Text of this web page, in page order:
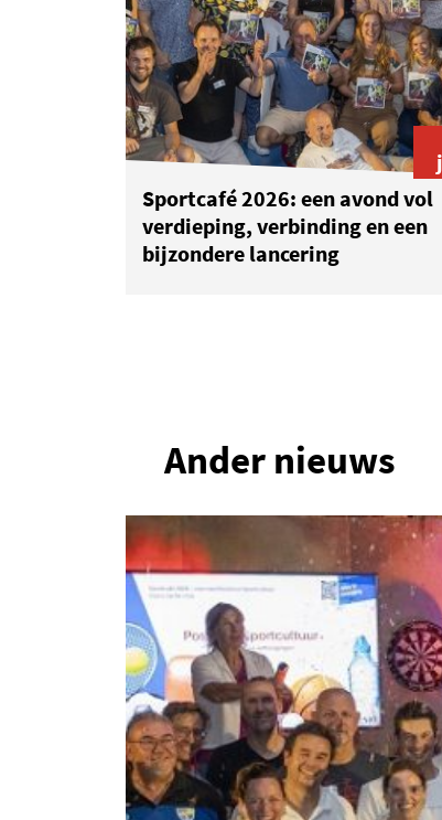
Sportcafé 2026: een avond vol
verdieping, verbinding en een
bijzondere lancering
Ander nieuws